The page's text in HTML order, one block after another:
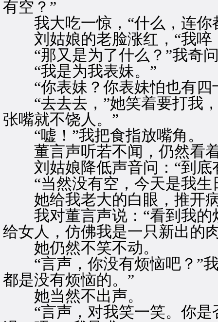
有空？”
我大吃一惊，“什么，连你
刘姑娘的老脸涨红，“我啐
“那又是为了什么？”我奇
“我是为我表妹。”
“你表妹？你表妹怕也有四
“去去去，”她笑着要打我，
张嘴就不饶人。”
“嘘！”我把食指放嘴角。
董言声听若不闻，仍然看
刘姑娘降低声音问：“到底
“当然没有空，今天是我生
她给我老大的白眼，推开
我对董言声说：“看到我的
给女人，仿佛我是一只新出的
她仍然不笑不动。
“言声，你没有烦恼吧？”我
都是没有烦恼的。”
她当然不出声。
“言声，对我笑一笑。你是